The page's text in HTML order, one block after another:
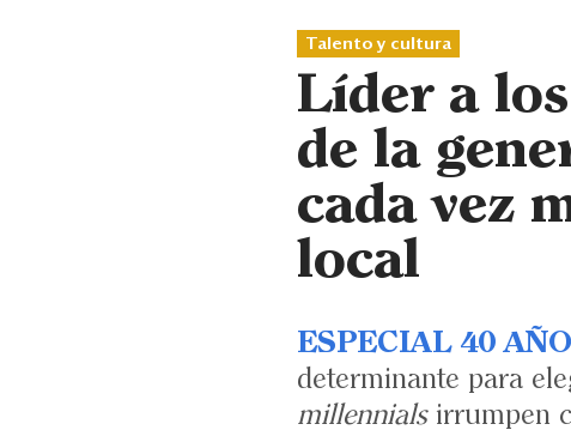
Talento y cultura
Líder a
de la
cada vez
local
ESPECIAL 40
determinante para
millennialsirrumpen